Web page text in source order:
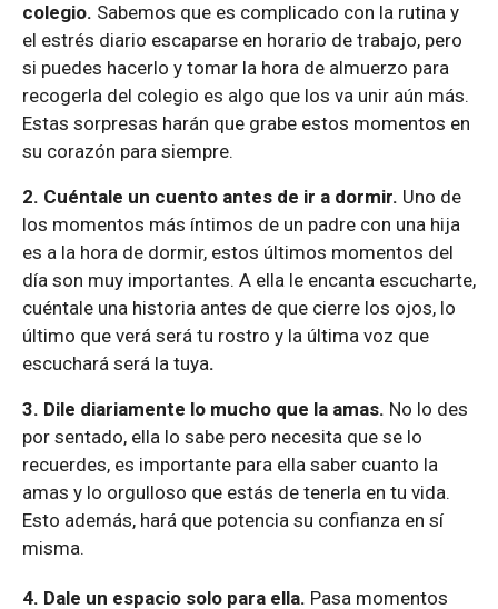
colegio. Sabemos que es complicado con la rutina y
el estrés diario escaparse en horario de trabajo, pero
si puedes hacerlo y tomar la hora de almuerzo para
recogerla del colegio es algo que los va unir aún más.
Estas sorpresas harán que grabe estos momentos en
su corazón para siempre.
2. Cuéntale un cuento antes de ir a dormir. Uno de
los momentos más íntimos de un padre con una hija
es a la hora de dormir, estos últimos momentos del
día son muy importantes. A ella le encanta escucharte,
cuéntale una historia antes de que cierre los ojos, lo
último que verá será tu rostro y la última voz que
escuchará será la tuya.
3. Dile diariamente lo mucho que la amas. No lo des
por sentado, ella lo sabe pero necesita que se lo
recuerdes, es importante para ella saber cuanto la
amas y lo orgulloso que estás de tenerla en tu vida.
Esto además, hará que potencia su confianza en sí
misma.
4. Dale un espacio solo para ella. Pasa momentos